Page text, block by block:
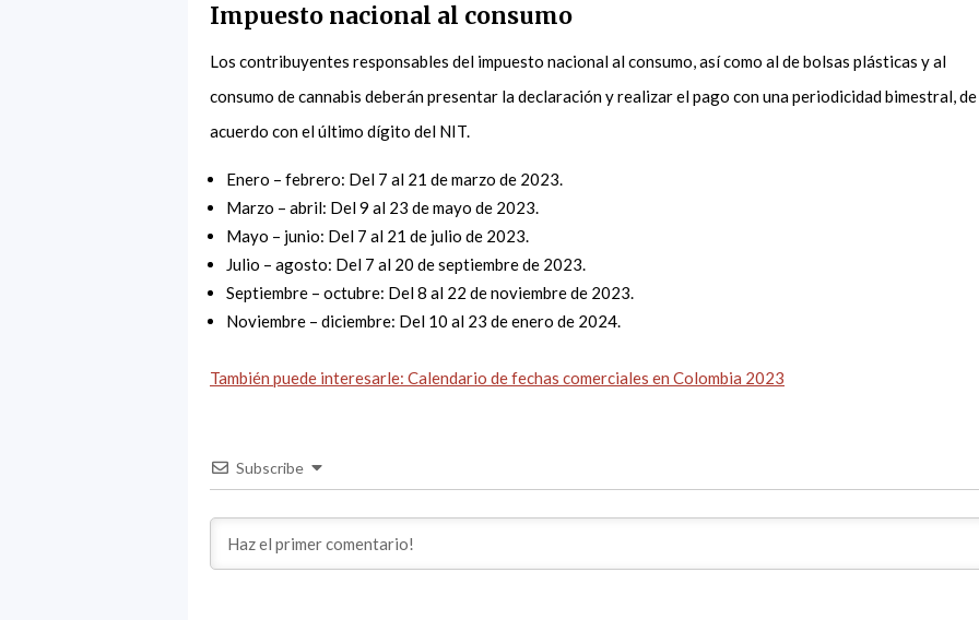
Impuesto nacional al consumo
Los contribuyentes responsables del impuesto nacional al consumo, así como al de bolsas plásticas y al
consumo de cannabis deberán presentar la declaración y realizar el pago con una periodicidad bimestral, de
acuerdo con el último dígito del NIT.
Enero – febrero: Del 7 al 21 de marzo de 2023.
Marzo – abril: Del 9 al 23 de mayo de 2023.
Mayo – junio: Del 7 al 21 de julio de 2023.
Julio – agosto: Del 7 al 20 de septiembre de 2023.
Septiembre – octubre: Del 8 al 22 de noviembre de 2023.
Noviembre – diciembre: Del 10 al 23 de enero de 2024.
También puede interesarle: Calendario de fechas comerciales en Colombia 2023
Subscribe